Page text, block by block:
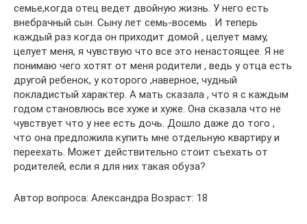
семье,когда отец ведет двойную жизнь. У него есть
внебрачный сын. Сыну лет семь-восемь . И теперь
каждый раз когда он приходит домой , целует маму,
целует меня, я чувствую что все это ненастоящее. Я не
понимаю чего хотят от меня родители , ведь у отца есть
другой ребенок, у которого ,наверное, чудный
покладистый характер. А мать сказала , что я с каждым
годом становлюсь все хуже и хуже. Она сказала что не
чувствует что у нее есть дочь. Дошло даже до того ,
что она предложила купить мне отдельную квартиру и
переехать. Может действительно стоит съехать от
родителей, если я для них такая обуза?
Автор вопроса: Александра Возраст: 18